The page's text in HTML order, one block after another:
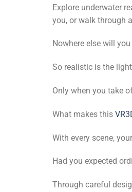
Explore underwater
you, or walk through
Nowhere else will
So realistic is the
Only when you take
What makes this
With every scene,
Had you expected
Through careful